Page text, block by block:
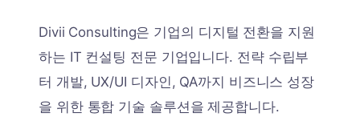
Divii Consulting은 기업의 디지털 전환을 지원
하는 IT 컨설팅 전문 기업입니다. 전략 수립부
터 개발, UX/UI 디자인, QA까지 비즈니스 성장
을 위한 통합 기술 솔루션을 제공합니다.